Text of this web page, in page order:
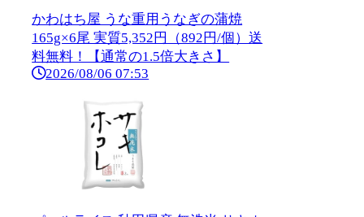
かわはち屋 うな重用うなぎの蒲焼
165g×6尾 実質5,352円（892円/個）送
料無料！【通常の1.5倍大きさ】
2026/08/06 07:53